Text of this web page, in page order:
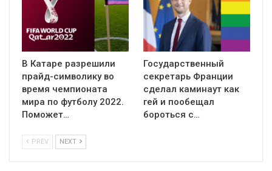
В Катаре разрешили
прайд-символику во
время чемпионата
мира по футболу 2022.
Поможет…
Государственный
секретарь Франции
сделал каминаут как
гей и пообещал
бороться с…
PREV NEXT